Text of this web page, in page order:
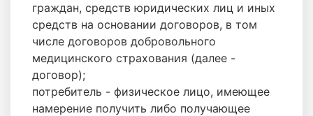
граждан, средств юридических лиц и иных
средств на основании договоров, в том
числе договоров добровольного
медицинского страхования (далее -
договор);
потребитель - физическое лицо, имеющее
намерение получить либо получающее